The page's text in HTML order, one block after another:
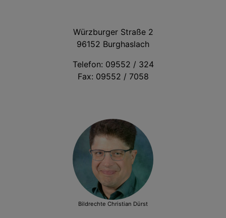
Würzburger Straße 2
96152 Burghaslach
Telefon: 09552 / 324
Fax: 09552 / 7058
Bildrechte Christian Dürst